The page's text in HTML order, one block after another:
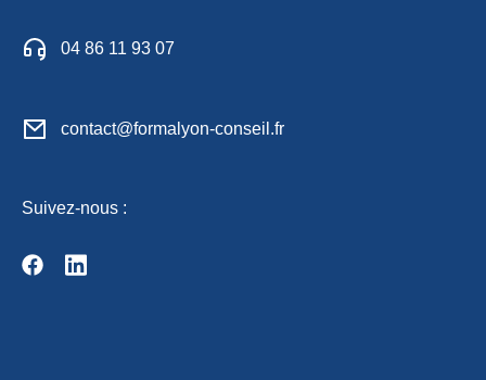
04 86 11 93 07
contact@formalyon-conseil.fr
Suivez-nous :